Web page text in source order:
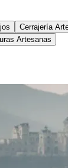
Cerrajería
Artesanas